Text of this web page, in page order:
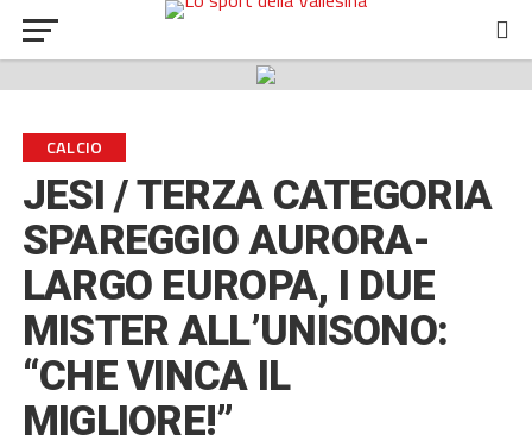
CALCIO
JESI / TERZA CATEGORIA
SPAREGGIO AURORA-
LARGO EUROPA, I DUE
MISTER ALL’UNISONO:
“CHE VINCA IL
MIGLIORE!”